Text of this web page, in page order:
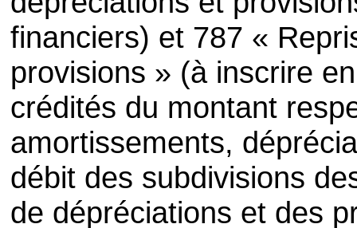
financiers) et 787 «
provisions » (à inscrire
crédités du montant
amortissements,
débit des subdivisions
de dépréciations et des